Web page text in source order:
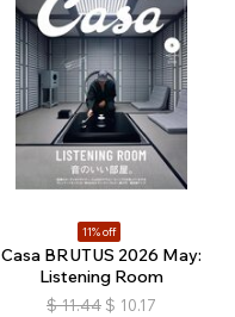
11% off
Casa BRUTUS 2026 May:
Listening Room
$ 11.44 $ 10.17